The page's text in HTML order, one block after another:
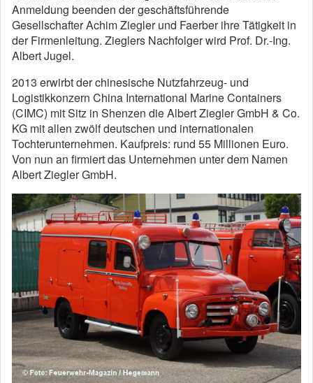
Anmeldung beenden der geschäftsführende
Gesellschafter Achim Ziegler und Faerber ihre Tätigkeit in
der Firmenleitung. Zieglers Nachfolger wird Prof. Dr.-Ing.
Albert Jugel.
2013 erwirbt der chinesische Nutzfahrzeug- und
Logistikkonzern China International Marine Containers
(CIMC) mit Sitz in Shenzen die Albert Ziegler GmbH & Co.
KG mit allen zwölf deutschen und internationalen
Tochterunternehmen. Kaufpreis: rund 55 Millionen Euro.
Von nun an firmiert das Unternehmen unter dem Namen
Albert Ziegler GmbH.